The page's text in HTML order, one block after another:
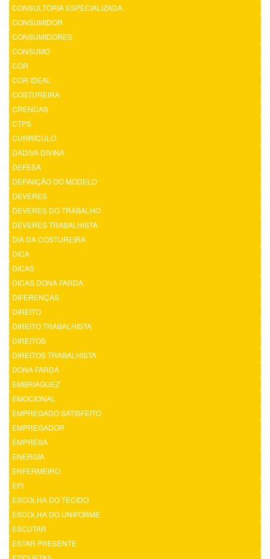
CONSULTORIA ESPECIALIZADA.
CONSUMIDOR
CONSUMIDORES
CONSUMO
COR
COR IDEAL
COSTUREIRA
CRENCAS
CTPS
CURRÍCULO
DADIVA DIVINA
DEFESA
DEFINIÇÃO DO MODELO
DEVERES
DEVERES DO TRABALHO
DEVERES TRABALHISTA
DIA DA COSTUREIRA
DICA
DICAS
DICAS DONA FARDA
DIFERENÇAS
DIREITO
DIREITO TRABALHISTA
DIREITOS
DIREITOS TRABALHISTA
DONA FARDA
EMBRIAGUEZ
EMOCIONAL
EMPREGADO SATISFEITO
EMPREGADOR
EMPRESA
ENERGIA
ENFERMEIRO
EPI
ESCOLHA DO TECIDO
ESCOLHA DO UNIFORME
ESCUTAR
ESTAR PRESENTE